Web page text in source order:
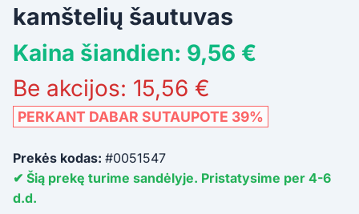
kamštelių šautuvas
Kaina šiandien: 9,56 €
Be akcijos: 15,56 €
PERKANT DABAR SUTAUPOTE 39%
Prekės kodas: #0051547
✔ Šią prekę turime sandėlyje. Pristatysime per 4-6
d.d.